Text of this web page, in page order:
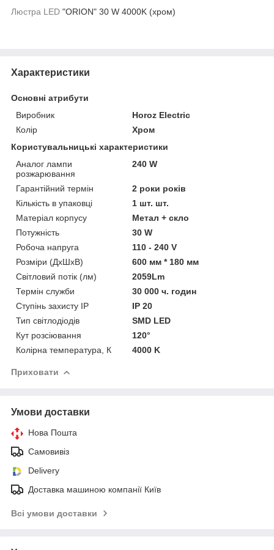
Люстра LED "ORION" 30 W 4000K (хром)
Характеристики
Основні атрибути
Виробник
Horoz Electric
Колір
Хром
Користувальницькі характеристики
Аналог лампи
розжарювання
240 W
Гарантійний термін
2 роки років
Кількість в упаковці
1 шт. шт.
Матеріал корпусу
Метал + скло
Потужність
30 W
Робоча напруга
110 - 240 V
Розміри (ДхШхВ)
600 мм * 180 мм
Світловий потік (лм)
2059Lm
Термін служби
30 000 ч. годин
Ступінь захисту IP
IP 20
Тип світлодіодів
SMD LED
Кут розсіювання
120°
Колірна температура, К
4000 K
Приховати
Умови доставки
Нова Пошта
Самовивіз
Delivery
Доставка машиною компанії Київ
Всі умови доставки